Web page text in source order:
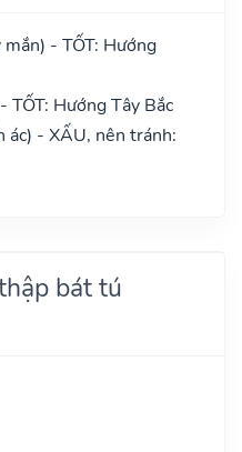
- TỐT: Hướng
Hướng Tây Bắc
ác) - XẤU, nên tránh:
bát tú